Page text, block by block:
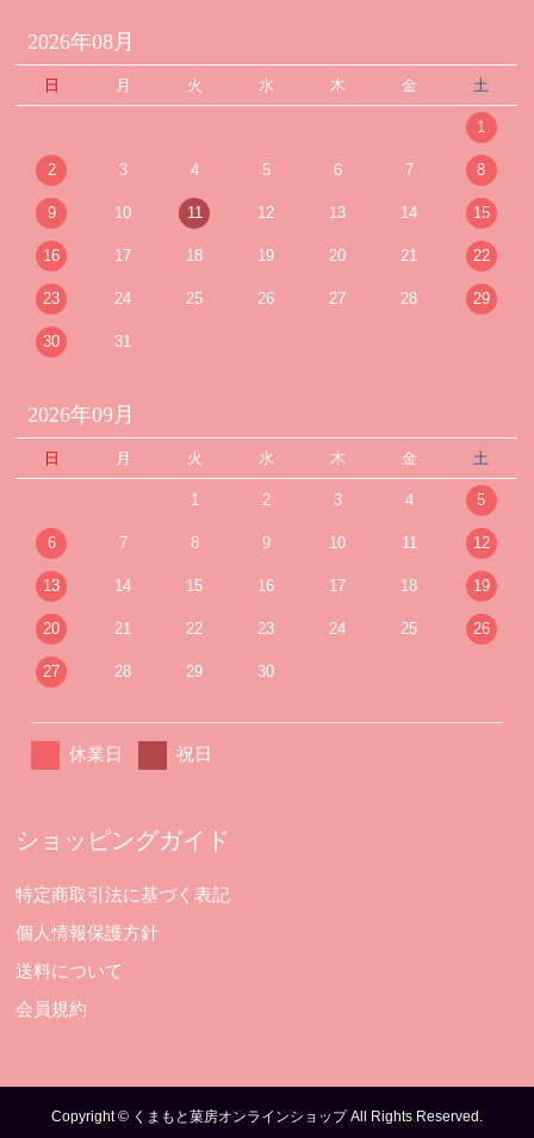
2026年08月
日 月 火 水 木 金 土
1
2 3 4 5 6 7 8
9 10 11 12 13 14 15
16 17 18 19 20 21 22
23 24 25 26 27 28 29
30 31
2026年09月
日 月 火 水 木 金 土
1 2 3 4 5
6 7 8 9 10 11 12
13 14 15 16 17 18 19
20 21 22 23 24 25 26
27 28 29 30
休業日 祝日
ショッピングガイド
特定商取引法に基づく表記
個人情報保護方針
送料について
会員規約
Copyright © くまもと菓房オンラインショップ All Rights Reserved.